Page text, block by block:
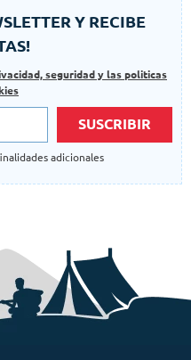
Y RECIBE
seguridad y las politicas
SUSCRIBIR
adicionales